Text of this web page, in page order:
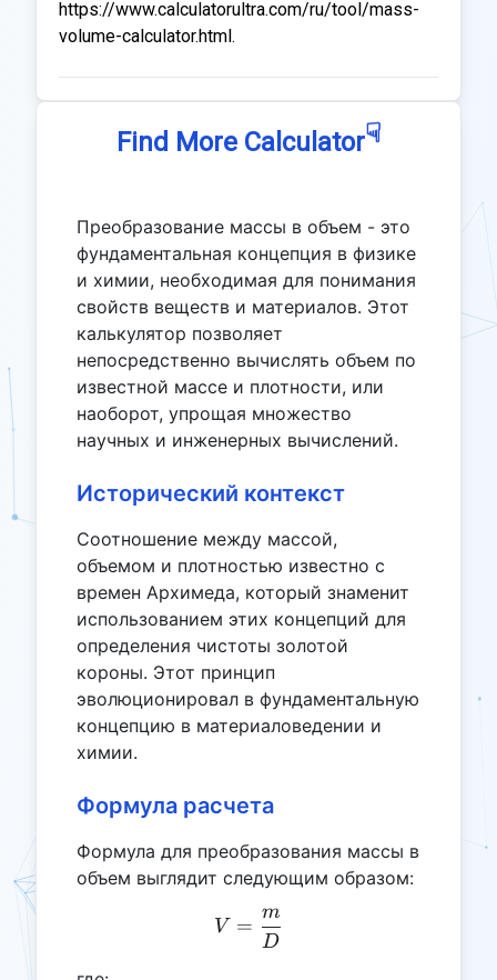
https://www.calculatorultra.com/ru/tool/mass-
volume-calculator.html.
Find More Calculator☟
Преобразование массы в объем - это
фундаментальная концепция в физике
и химии, необходимая для понимания
свойств веществ и материалов. Этот
калькулятор позволяет
непосредственно вычислять объем по
известной массе и плотности, или
наоборот, упрощая множество
научных и инженерных вычислений.
Исторический контекст
Соотношение между массой,
объемом и плотностью известно с
времен Архимеда, который знаменит
использованием этих концепций для
определения чистоты золотой
короны. Этот принцип
эволюционировал в фундаментальную
концепцию в материаловедении и
химии.
Формула расчета
Формула для преобразования массы в
объем выглядит следующим образом:
V = \frac{m}{D}
V =
D
m